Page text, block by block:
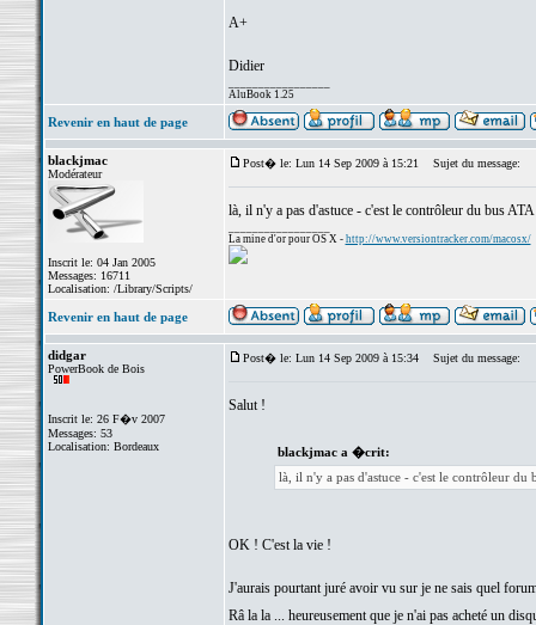
A+
Didier
AluBook 1.25
Revenir en haut de page
blackjmac
Modérateur
Inscrit le: 04 Jan 2005
Messages: 16711
Localisation: /Library/Scripts/
Post� le: Lun 14 Sep 2009 à 15:21 Sujet du message:
là, il n'y a pas d'astuce - c'est le contrôleur du bus
La mine d'or pour OS X - http://www.versiontracker.com/macosx/
Revenir en haut de page
didgar
PowerBook de Bois
Inscrit le: 26 F�v 2007
Messages: 53
Localisation: Bordeaux
Post� le: Lun 14 Sep 2009 à 15:34 Sujet du message:
Salut !
blackjmac a �crit:
là, il n'y a pas d'astuce - c'est le contrôleur du
OK ! C'est la vie !
J'aurais pourtant juré avoir vu sur je ne sais quel
Râ la la ... heureusement que je n'ai pas acheté un